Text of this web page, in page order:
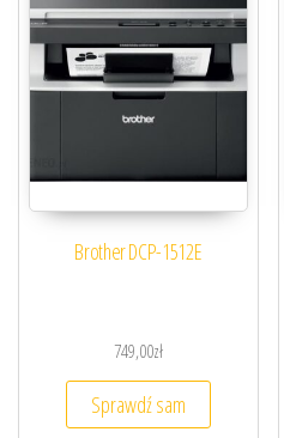
Brother DCP-1512E
749,00zł
Sprawdź sam